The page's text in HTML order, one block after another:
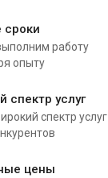
работу
опыту
спектр услуг
спектр услуг
цены